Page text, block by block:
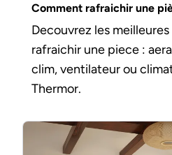
Comment rafraichir une
Decouvrez les
rafraichir une piece :
clim, ventilateur ou
Thermor.